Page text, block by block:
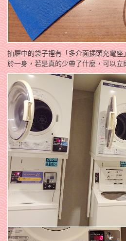
抽屜中的袋子裡有「多介面插頭充電
於一身，若是真的少帶了什麼，可以立